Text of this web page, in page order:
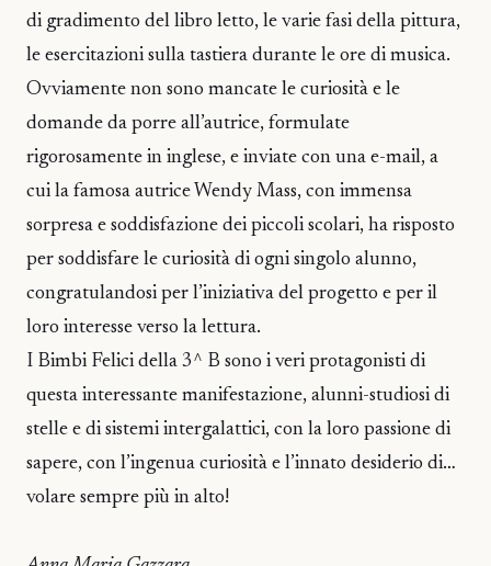
di gradimento del libro letto, le varie fasi della pittura,
le esercitazioni sulla tastiera durante le ore di musica.
Ovviamente non sono mancate le curiosità e le
domande da porre all’autrice, formulate
rigorosamente in inglese, e inviate con una e-mail, a
cui la famosa autrice Wendy Mass, con immensa
sorpresa e soddisfazione dei piccoli scolari, ha risposto
per soddisfare le curiosità di ogni singolo alunno,
congratulandosi per l’iniziativa del progetto e per il
loro interesse verso la lettura.
I Bimbi Felici della 3^ B sono i veri protagonisti di
questa interessante manifestazione, alunni-studiosi di
stelle e di sistemi intergalattici, con la loro passione di
sapere, con l’ingenua curiosità e l’innato desiderio di…
volare sempre più in alto!